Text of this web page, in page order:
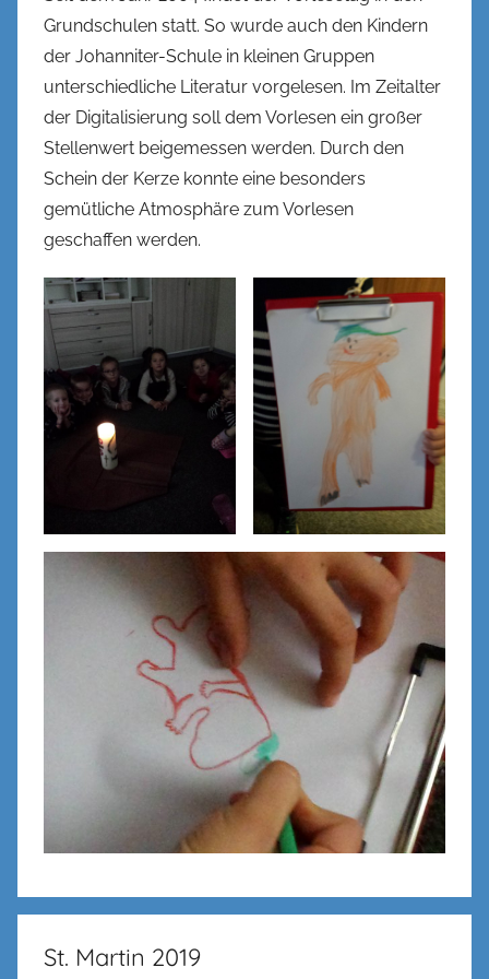
Grundschulen statt. So wurde auch den Kindern
der Johanniter-Schule in kleinen Gruppen
unterschiedliche Literatur vorgelesen. Im Zeitalter
der Digitalisierung soll dem Vorlesen ein großer
Stellenwert beigemessen werden. Durch den
Schein der Kerze konnte eine besonders
gemütliche Atmosphäre zum Vorlesen
geschaffen werden.
St. Martin 2019